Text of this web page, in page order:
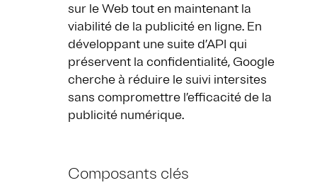
sur le Web tout en maintenant la
viabilité de la publicité en ligne. En
développant une suite d’API qui
préservent la confidentialité, Google
cherche à réduire le suivi intersites
sans compromettre l’efficacité de la
publicité numérique.
Composants clés